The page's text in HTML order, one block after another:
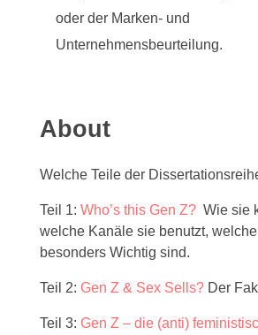
oder der Marken- und
Unternehmensbeurteilung.
About
Welche Teile der
Teil 1: Who’s this Gen Z? Wie sie
welche Kanäle sie benutzt,
besonders Wichtig sind.
Teil 2: Gen Z & Sex Sells? Der
Teil 3: Gen Z – die (anti)